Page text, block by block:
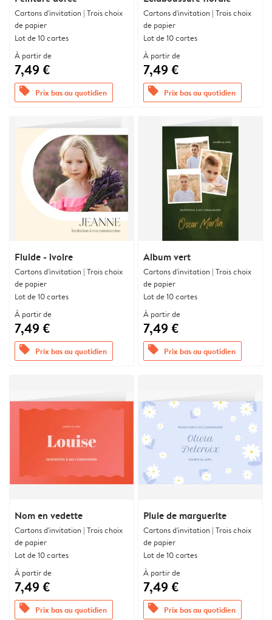
Cartons d'invitation | Trois choix
de papier
Lot de 10 cartes
À partir de
7,49 €
offers Prix bas au quotidien
Cartons d'invitation | Trois choix
de papier
Lot de 10 cartes
À partir de
7,49 €
offers Prix bas au quotidien
Fluide - ivoire
Cartons d'invitation | Trois choix
de papier
Lot de 10 cartes
À partir de
7,49 €
offers Prix bas au quotidien
Album vert
Cartons d'invitation | Trois choix
de papier
Lot de 10 cartes
À partir de
7,49 €
offers Prix bas au quotidien
Nom en vedette
Cartons d'invitation | Trois choix
de papier
Lot de 10 cartes
À partir de
7,49 €
offers Prix bas au quotidien
Pluie de marguerite
Cartons d'invitation | Trois choix
de papier
Lot de 10 cartes
À partir de
7,49 €
offers Prix bas au quotidien